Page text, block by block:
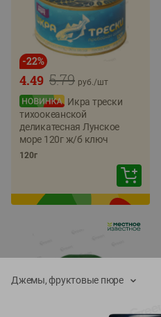
-22%
5.79
4.49 руб./шт
Икра трески
тихоокеанской
деликатесная Лунское
море 120г ж/б ключ
120г
Джемы, фруктовые пюре